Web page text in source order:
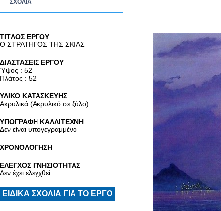
ΣΧΟΛΙΑ
TITΛΟΣ ΕΡΓΟΥ
Ο ΣΤΡΑΤΗΓΟΣ ΤΗΣ ΣΚΙΑΣ
ΔΙΑΣΤΑΣΕΙΣ ΕΡΓΟΥ
Ύψος : 52
Πλάτος : 52
ΥΛΙΚΟ ΚΑΤΑΣΚΕΥΗΣ
Ακρυλικά (Ακρυλικό σε ξύλο)
ΥΠΟΓΡΑΦΗ ΚΑΛΛΙΤΕΧΝΗ
Δεν είναι υπογεγραμμένο
ΧΡΟΝΟΛΟΓΗΣΗ
ΕΛΕΓΧΟΣ ΓΝΗΣΙΟΤΗΤΑΣ
Δεν έχει ελεγχθεί
ΕΙΔΙΚΑ ΣΧΟΛΙΑ ΓΙΑ ΤΟ ΕΡΓΟ